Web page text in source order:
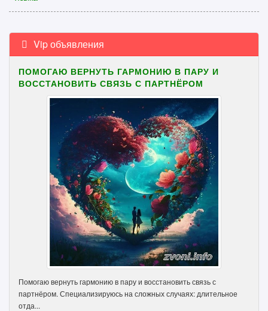
Vip объявления
ПОМОГАЮ ВЕРНУТЬ ГАРМОНИЮ В ПАРУ И
ВОССТАНОВИТЬ СВЯЗЬ С ПАРТНЁРОМ
Помогаю вернуть гармонию в пару и восстановить связь с
партнёром. Специализируюсь на сложных случаях: длительное
отда...